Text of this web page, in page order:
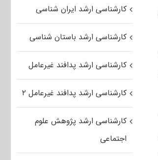
کارشناسی ارشد ایران شناسی
کارشناسی ارشد باستان شناسی
کارشناسی ارشد پدافند غیرعامل
کارشناسی ارشد پدافند غیرعامل ۲
کارشناسی ارشد پژوهش علوم
اجتماعی